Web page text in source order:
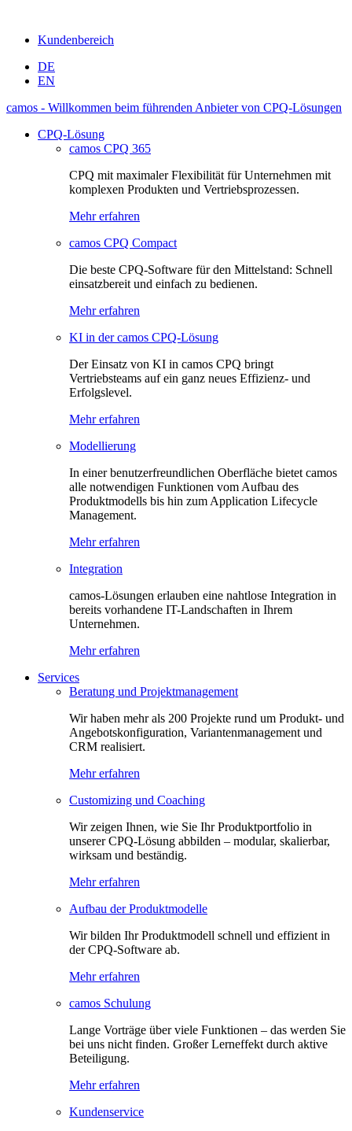
Kundenbereich
DE
EN
camos - Willkommen beim führenden Anbieter von CPQ-Lösungen
CPQ-Lösung
camos CPQ 365
CPQ mit maximaler Flexibilität für Unternehmen mit
komplexen Produkten und Vertriebsprozessen.
Mehr erfahren
camos CPQ Compact
Die beste CPQ-Software für den Mittelstand: Schnell
einsatzbereit und einfach zu bedienen.
Mehr erfahren
KI in der camos CPQ-Lösung
Der Einsatz von KI in camos CPQ bringt
Vertriebsteams auf ein ganz neues Effizienz- und
Erfolgslevel.
Mehr erfahren
Modellierung
In einer benutzerfreundlichen Oberfläche bietet camos
alle notwendigen Funktionen vom Aufbau des
Produktmodells bis hin zum Application Lifecycle
Management.
Mehr erfahren
Integration
camos-Lösungen erlauben eine nahtlose Integration in
bereits vorhandene IT-Landschaften in Ihrem
Unternehmen.
Mehr erfahren
Services
Beratung und Projektmanagement
Wir haben mehr als 200 Projekte rund um Produkt- und
Angebotskonfiguration, Variantenmanagement und
CRM realisiert.
Mehr erfahren
Customizing und Coaching
Wir zeigen Ihnen, wie Sie Ihr Produktportfolio in
unserer CPQ-Lösung abbilden – modular, skalierbar,
wirksam und beständig.
Mehr erfahren
Aufbau der Produktmodelle
Wir bilden Ihr Produktmodell schnell und effizient in
der CPQ-Software ab.
Mehr erfahren
camos Schulung
Lange Vorträge über viele Funktionen – das werden Sie
bei uns nicht finden. Großer Lerneffekt durch aktive
Beteiligung.
Mehr erfahren
Kundenservice